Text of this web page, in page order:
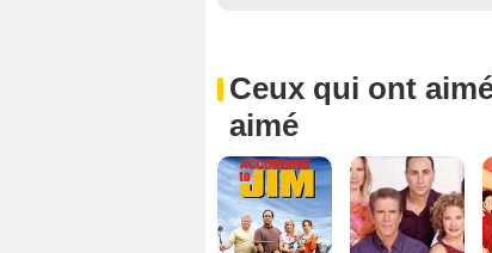
Ceux qui ont
aimé